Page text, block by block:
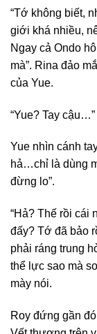
“Tớ không biết,
giới khá nhiều,
Ngay cả Ondo
mà”. Rina đảo
của Yue.
“Yue? Tay cậu…”
Yue nhìn cánh
hả…chỉ là dùng
đừng lo”.
“Hả? Thế rồi cái
đấy? Tớ đã bảo
phải ráng trung
thể lực sao mà
mày nói.
Roy đứng gần